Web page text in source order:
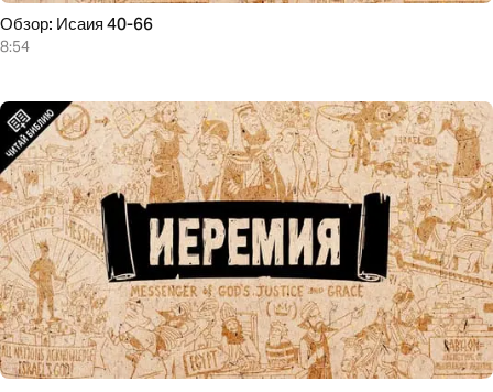
Обзор: Исаия 40-66
8:54